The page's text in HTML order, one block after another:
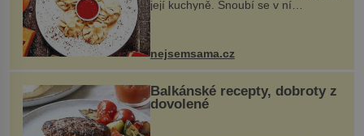
její kuchyně. Snoubí se v ní
evropské a asijské chutě a díky tomu
pokrmy, které rozhodně st...
nejsemsama.cz
Balkánské recepty, dobroty z
dovolené